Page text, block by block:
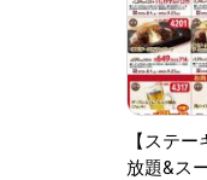
【ステ
放題&ス